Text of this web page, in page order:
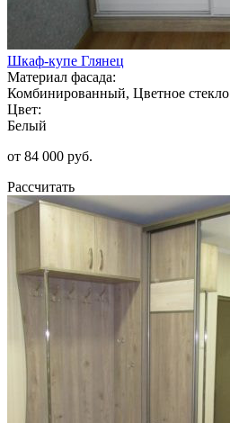
Шкаф-купе Глянец
Материал фасада:
Комбинированный, Цветное стекло
Цвет:
Белый
от 84 000 руб.
Рассчитать